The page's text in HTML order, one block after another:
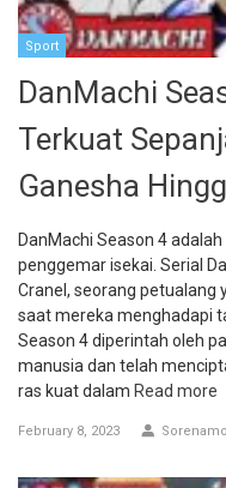
Sport
DanMachi
Terkuat
Ganesha
DanMachi Season 4
penggemar isekai. Serial
Cranel, seorang
saat mereka menghadapi
Season 4 diperintah oleh
manusia dan telah
ras kuat dalam Read more
February 8, 2023